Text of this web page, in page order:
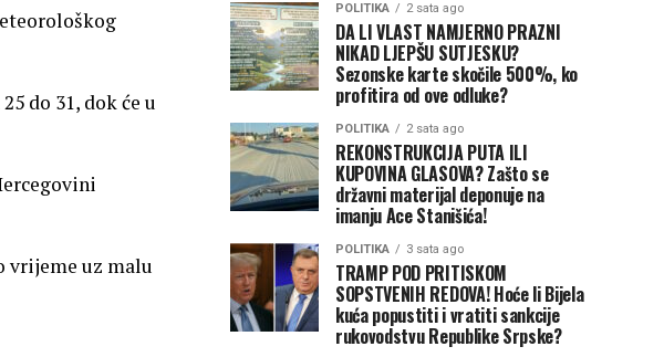
do 31, dok će u
vrijeme uz malu
POLITIKA 2 sata ago
DA LI VLAST NAMJERNO PRAZNI
NIKAD LJEPŠU SUTJESKU?
Sezonske karte skočile 500%, ko
profitira od ove odluke?
POLITIKA 2 sata ago
REKONSTRUKCIJA PUTA ILI
KUPOVINA GLASOVA? Zašto se
državni materijal deponuje na
imanju Ace Stanišića!
POLITIKA 3 sata ago
TRAMP POD PRITISKOM
SOPSTVENIH REDOVA! Hoće li Bijela
kuća popustiti i vratiti sankcije
rukovodstvu Republike Srpske?